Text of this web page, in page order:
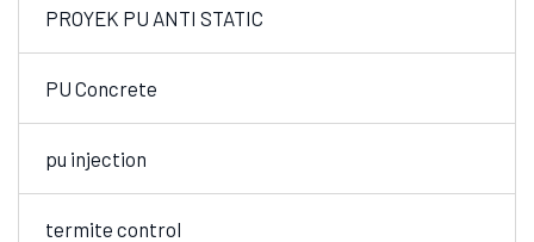
PROYEK PU ANTI STATIC
PU Concrete
pu injection
termite control